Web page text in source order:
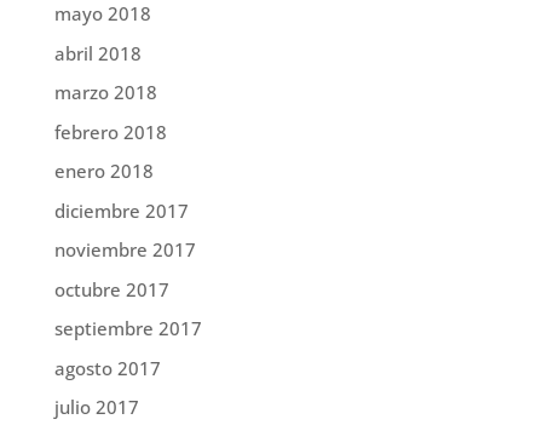
mayo 2018
abril 2018
marzo 2018
febrero 2018
enero 2018
diciembre 2017
noviembre 2017
octubre 2017
septiembre 2017
agosto 2017
julio 2017